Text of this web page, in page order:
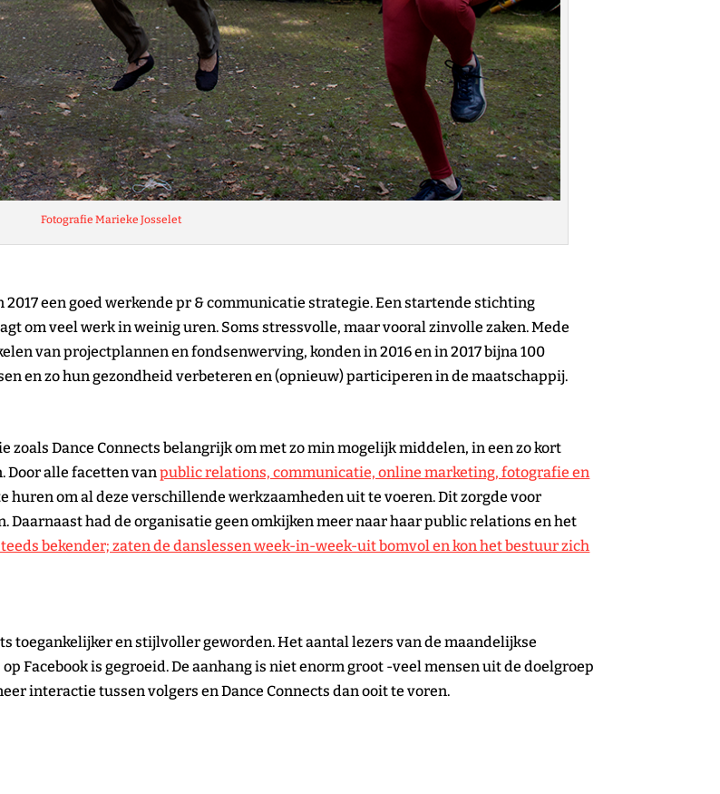
Fotografie Marieke Josselet
een goed werkende pr & communicatie strategie. Een startende stichting
om veel werk in weinig uren. Soms stressvolle, maar vooral zinvolle zaken. Mede
van projectplannen en fondsenwerving, konden in 2016 en in 2017 bijna 100
en zo hun gezondheid verbeteren en (opnieuw) participeren in de maatschappij.
Dance Connects belangrijk om met zo min mogelijk middelen, in een zo kort
Door alle facetten vanpublic relations, communicatie, online marketing, fotografie en
huren om al deze verschillende werkzaamheden uit te voeren. Dit zorgde voor
Daarnaast had de organisatie geen omkijken meer naar haar public relations en het
bekender; zaten de danslessen week-in-week-uit bomvol en kon het bestuur zich
toegankelijker en stijlvoller geworden. Het aantal lezers van de maandelijkse
Facebook is gegroeid. De aanhang is niet enorm groot -veel mensen uit de doelgroep
interactie tussen volgers en Dance Connects dan ooit te voren.